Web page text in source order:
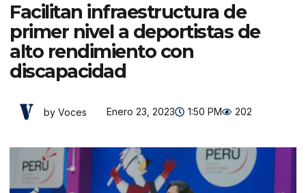
Facilitan infraestructura de
primer nivel a deportistas de
alto rendimiento con
discapacidad
by Voces Enero 23, 2023 1:50 PM 202